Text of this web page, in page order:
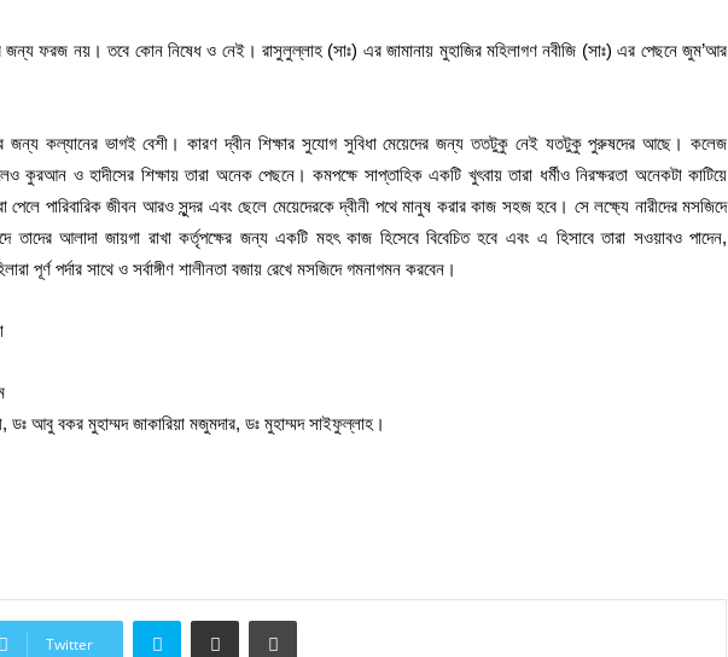
ফরজ নয়। তবে কোন নিষেধ ও নেই। রাসুলুল্লাহ (সাঃ) এর জামানায় মুহাজির মহিলাগণ নবীজি (সাঃ) এর পেছনে জুম’আর
জন্য কল্যানের ভাগই বেশী। কারণ দ্বীন শিক্ষার সুযোগ সুবিধা মেয়েদের জন্য ততটুকু নেই যতটুকু পুরুষদের আছে। কলেজ
কুরআন ও হাদীসের শিক্ষায় তারা অনেক পেছনে। কমপক্ষে সাপ্তাহিক একটি খুৎবায় তারা ধর্মীও নিরক্ষরতা অনেকটা কাটিয়ে
পারিবারিক জীবন আরও সুন্দর এবং ছেলে মেয়েদেরকে দ্বীনী পথে মানুষ করার কাজ সহজ হবে। সে লক্ষ্যে নারীদের মসজিদে
আলাদা জায়গা রাখা কর্তৃপক্ষের জন্য একটি মহৎ কাজ হিসেবে বিবেচিত হবে এবং এ হিসাবে তারা সওয়াবও পাদেন,
পূর্ণ পর্দার সাথে ও সর্বাঙ্গীণ শালীনতা বজায় রেখে মসজিদে গমনাগমন করবেন।
ডঃ আবু বকর মুহাম্মদ জাকারিয়া মজুমদার, ডঃ মুহাম্মদ সাইফুল্লাহ।
Twitter
Skype Share via Email Print